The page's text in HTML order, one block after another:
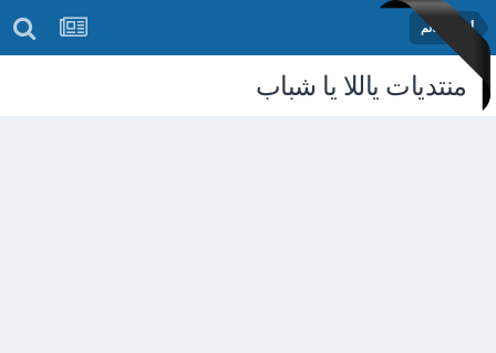
أخبار العالم
منتديات ياللا يا شباب